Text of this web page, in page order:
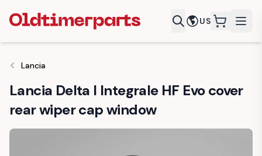
US
Lancia
Lancia Delta I Integrale HF Evo cover
rear wiper cap window